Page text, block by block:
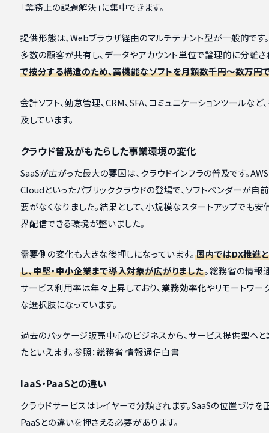
「業務上の課題解決」に集中できます。
提供形態は、Webブラウザ経由のマルチテナント型が一般的です
多数の顧客が共有し、データやアカウント単位で論理的に分離さ
で按分する構造のため、高機能なソフトを月額数千円〜数万円
会計ソフト、勤怠管理、CRM、SFA、コミュニケーションツールな
及しています。
クラウド普及がもたらした事業環境の変化
SaaSが広がった最大の要因は、クラウドインフラの普及です。
Cloudといったパブリッククラウドの登場で、ソフトベンダーが自
要がなくなりました。結果として、小規模なスタートアップでも
界配信できる環境が整いました。
需要側の変化も大きな後押しになっています。 国内ではDX推進
し、中堅・中小企業まで導入対象が広がりました。総務省の情報
サービス利用率は年々上昇しており、業務効率化やリモートワ
な選択肢になっています。
過去のパッケージ販売中心のビジネスから、サービス提供型へ
たといえます。参照：総務省 情報通信白書
IaaS・PaaSとの違い
クラウドサービスはレイヤーで分類されます。SaaSの位置づけを
PaaSとの違いを押さえる必要があります。